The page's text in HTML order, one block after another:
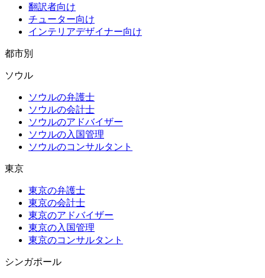
翻訳者向け
チューター向け
インテリアデザイナー向け
都市別
ソウル
ソウルの弁護士
ソウルの会計士
ソウルのアドバイザー
ソウルの入国管理
ソウルのコンサルタント
東京
東京の弁護士
東京の会計士
東京のアドバイザー
東京の入国管理
東京のコンサルタント
シンガポール